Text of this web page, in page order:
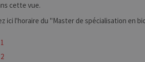
cette vue.
ici l'horaire du "Master de spécialisation en